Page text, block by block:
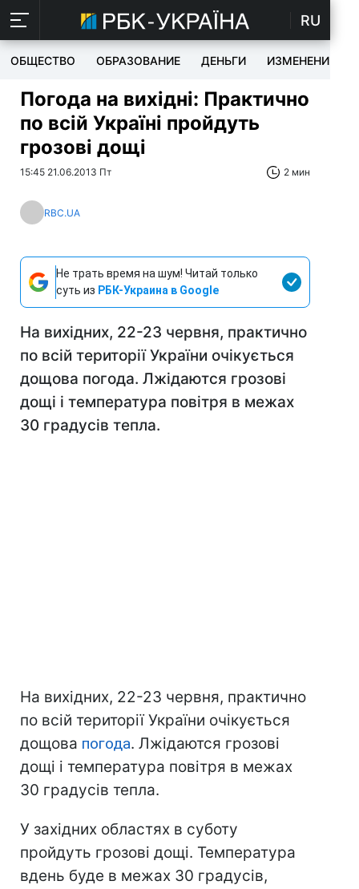
RU
ОБЩЕСТВО ОБРАЗОВАНИЕ ДЕНЬГИ ИЗМЕНЕНИЯ
Погода на вихідні: Практично
по всій Україні пройдуть
грозові дощі
15:45 21.06.2013 Пт 2 мин
RBC.UA
Не трать время на шум! Читай только
суть из РБК-Украина в Google
На вихідних, 22-23 червня, практично
по всій території України очікується
дощова погода. Лжідаются грозові
дощі і температура повітря в межах
30 градусів тепла.
На вихідних, 22-23 червня, практично
по всій території України очікується
дощова погода. Лжідаются грозові
дощі і температура повітря в межах
30 градусів тепла.
У західних областях в суботу
пройдуть грозові дощі. Температура
вдень буде в межах 30 градусів,